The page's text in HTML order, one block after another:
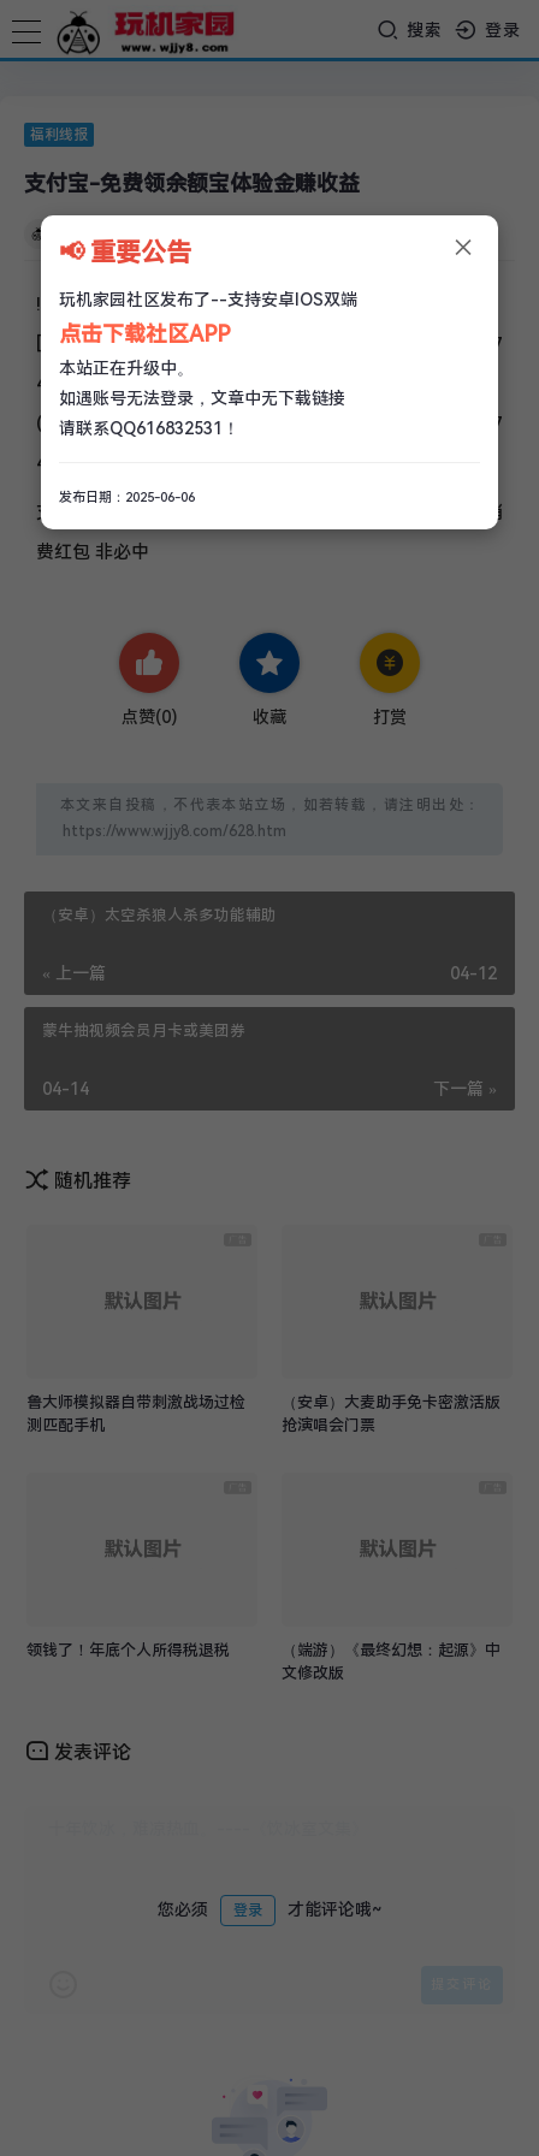
搜索 登录
福利线报
支付宝-免费领余额宝体验金赚收益
!
[https://xd.x6d.com/uploads/allimg/230412/16812837
40876524.jpg]
(https://xd.x6d.com/uploads/allimg/230412/16812837
40876524.jpg)
支付宝搜索“余额宝”->右上角红包雨->简单玩个游戏抽消
费红包 非必中
点赞(0) 收藏 打赏
本文来自投稿，不代表本站立场，如若转载，请注明出处：
（安卓）太空杀狼人杀多功能辅助
« 上一篇 04-12
蒙牛抽视频会员月卡或美团券
下一篇 »
04-14
随机推荐
鲁大师模拟器自带刺激战场过检
测匹配手机
（安卓）大麦助手免卡密激活版
抢演唱会门票
领钱了！年底个人所得税退税
（端游）《最终幻想：起源》中
文修改版
发表评论
您必须 登录 才能评论哦~
×
📢 重要公告
玩机家园社区发布了--支持安卓IOS双端
点击下载社区APP
本站正在升级中。
如遇账号无法登录，文章中无下载链接
请联系QQ616832531！
发布日期：2025-06-06